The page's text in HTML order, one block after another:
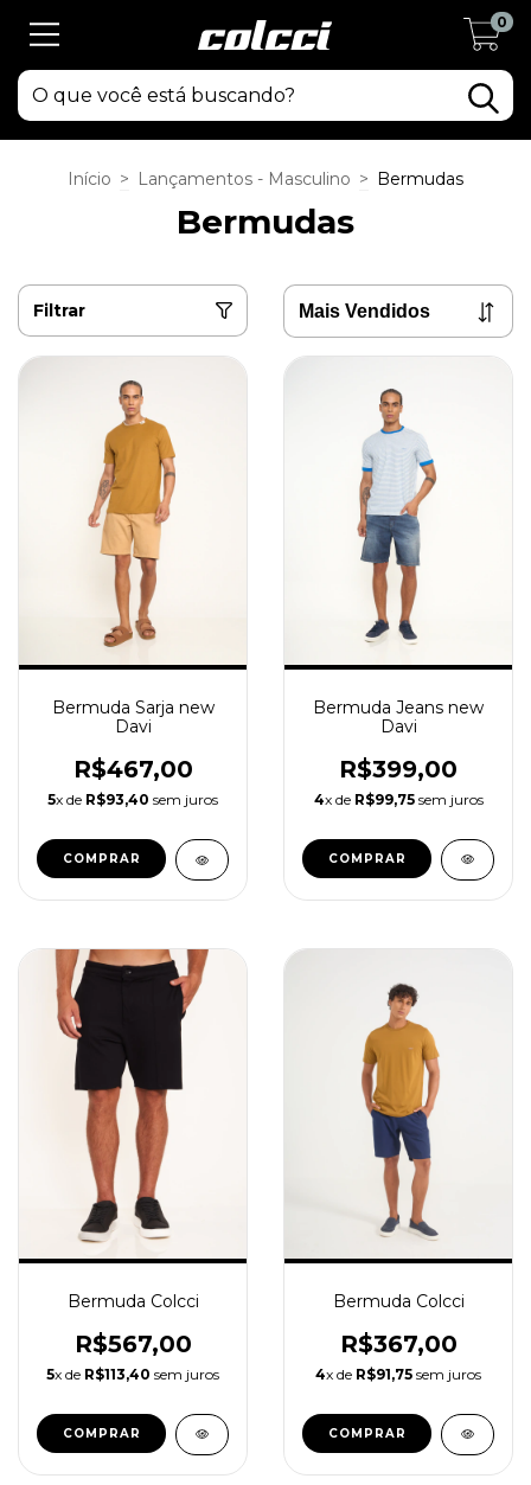
0
Início > Lançamentos - Masculino > Bermudas
Bermudas
Filtrar
Bermuda Sarja new
Davi
R$467,00
5x de R$93,40 sem juros
COMPRAR
Bermuda Jeans new
Davi
R$399,00
4x de R$99,75sem juros
COMPRAR
Bermuda Colcci
R$567,00
5x de R$113,40 sem juros
COMPRAR
Bermuda Colcci
R$367,00
4x de R$91,75 sem juros
COMPRAR